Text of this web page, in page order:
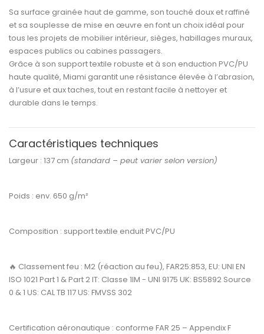
Sa surface grainée haut de gamme, son touché doux et raffiné
et sa souplesse de mise en œuvre en font un choix idéal pour
tous les projets de mobilier intérieur, sièges, habillages muraux,
espaces publics ou cabines passagers.
Grâce à son support textile robuste et à son enduction PVC/PU
haute qualité, Miami garantit une résistance élevée à l’abrasion,
à l’usure et aux taches, tout en restant facile à nettoyer et
durable dans le temps.
Caractéristiques techniques
Largeur : 137 cm (standard – peut varier selon version)
Poids : env. 650 g/m²
Composition : support textile enduit PVC/PU
🔥 Classement feu : M2 (réaction au feu), FAR25:853, EU: UNI EN
ISO 1021 Part 1 & Part 2 IT: Classe 1IM - UNI 9175 UK: BS5892 Source
0 & 1 US: CAL TB 117 US: FMVSS 302
Certification aéronautique : conforme FAR 25 – Appendix F